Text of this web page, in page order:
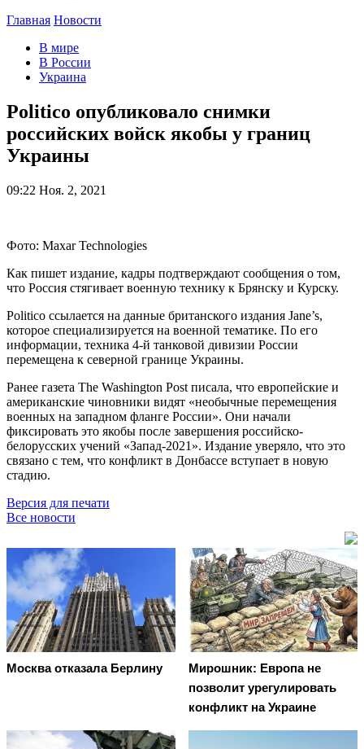
Главная Новости
В мире
В России
Украина
Politico опубликовало снимки
российских войск якобы у границ
Украины
09:22 Ноя. 2, 2021
Фото: Maxar Technologies
Как пишет издание, кадры подтверждают сообщения о том,
что Россия стягивает военную технику к Брянску и Курску.
Politico ссылается на данные британского издания Jane’s,
которое специализируется на военной тематике. По его
информации, техника 4-й танковой дивизии России
перемещена к северной границе Украины.
Ранее газета The Washington Post писала, что европейские и
американские чиновники видят «необычные перемещения
военных на западном фланге России». Они начали
фиксировать это якобы после завершения российско-
белорусских учений «Запад-2021». Издание уверяло, что это
связано с тем, что конфликт в Донбассе вступает в новую
стадию.
Версия для печати
Все новости
Москва отказала Берлину
Мирошник: Европа не
позволит урегулировать
конфликт на Украине